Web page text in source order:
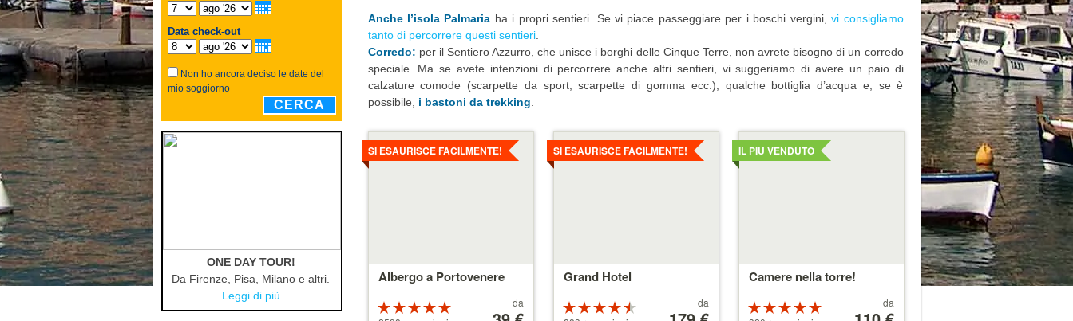
Data check-out
Non ho ancora deciso le date del
mio soggiorno
CERCA
ONE DAY TOUR!
Da Firenze, Pisa, Milano e altri.
Leggi di più
Anche l’isola Palmaria ha i propri sentieri. Se vi piace passeggiare per i boschi vergini,vi consigliamo
tanto di percorrere questi sentieri.
Corredo: per il Sentiero Azzurro, che unisce i borghi delle Cinque Terre, non avrete bisogno di un corredo
speciale. Ma se avete intenzioni di percorrere anche altri sentieri, vi suggeriamo di avere un paio di
calzature comode (scarpette da sport, scarpette di gomma ecc.), qualche bottiglia d’acqua e, se è
possibile, i bastoni da trekking
Albergo a Portovenere
SI ESAURISCE FACILMENTE!
Valutazione:
da
Dettagli
Grand Hotel
SI ESAURISCE FACILMENTE!
Valutazione:
da
Dettagli
Camere nella torre!
IL PIU VENDUTO
Valutazione:
da
Dettagli